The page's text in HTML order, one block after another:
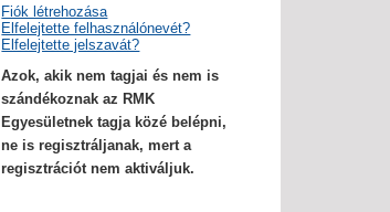
Fiók létrehozása
Elfelejtette felhasználónevét?
Elfelejtette jelszavát?
Azok, akik nem tagjai és nem is
szándékoznak az RMK
Egyesületnek tagja közé belépni,
ne is regisztráljanak, mert a
regisztrációt nem aktiváljuk.